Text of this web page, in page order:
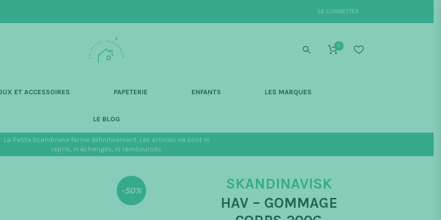
SE CONNECTER
S
c
i
0
ET ACCESSOIRES PAPETERIE ENFANTS LES MARQUES
LE BLOG
La Petite Scandinave ferme définitivement. Les articles ne sont ni
repris, ni échangés, ni remboursés.
-50%
SKANDINAVISK
HAV – GOMMAGE